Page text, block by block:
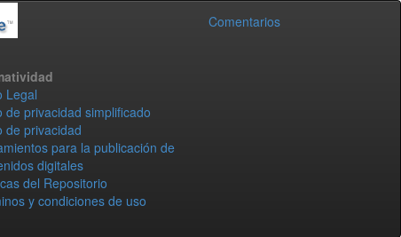
Comentarios
Legal
de privacidad simplificado
de privacidad
para la publicación de
digitales
del Repositorio
y condiciones de uso